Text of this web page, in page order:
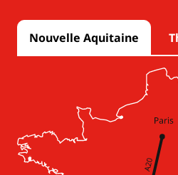
Nouvelle Aquitaine